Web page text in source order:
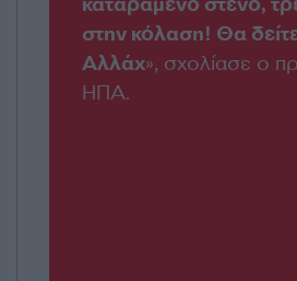
στην κόλαση! Θα
Αλλάχ», σχολίασε ο
ΗΠΑ.